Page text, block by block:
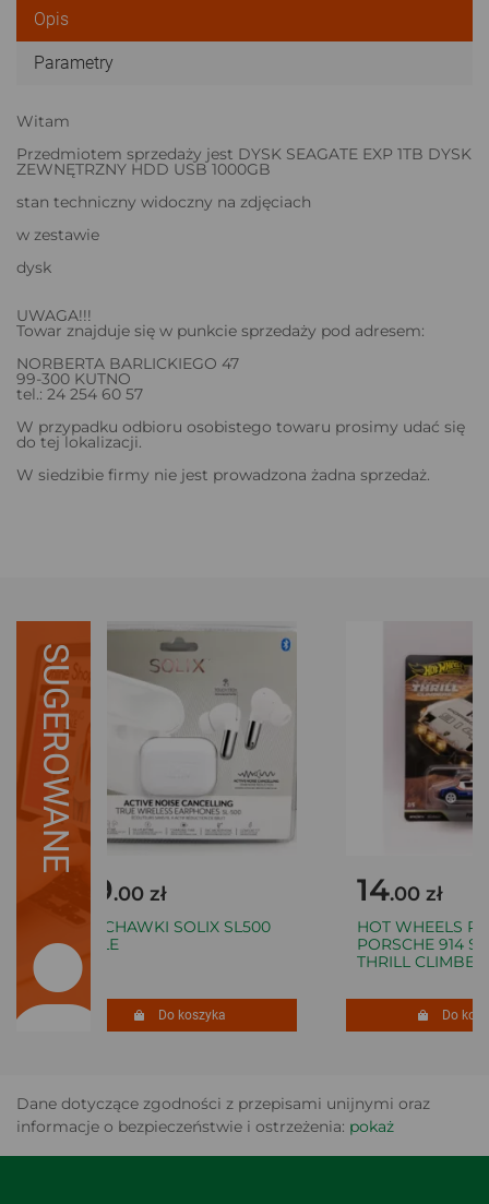
Opis
Parametry
Witam
Przedmiotem sprzedaży jest DYSK SEAGATE EXP 1TB DYSK
ZEWNĘTRZNY HDD USB 1000GB
stan techniczny widoczny na zdjęciach
w zestawie
dysk
UWAGA!!!
Towar znajduje się w punkcie sprzedaży pod adresem:
NORBERTA BARLICKIEGO 47
99-300 KUTNO
tel.: 24 254 60 57
W przypadku odbioru osobistego towaru prosimy udać się
do tej lokalizacji.
W siedzibie firmy nie jest prowadzona żadna sprzedaż.
SUGEROWANE
.00 zł
SŁUCHAWKI SOLIX SL500
BIAŁE
Do koszyka
14.00 zł
HOT WHEELS
PORSCHE 914
THRILL
Do
Dane dotyczące zgodności z przepisami unijnymi oraz
informacje o bezpieczeństwie i ostrzeżenia: pokaż